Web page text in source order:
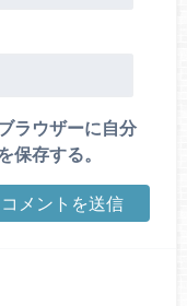
ラウザーに自分
保存する。